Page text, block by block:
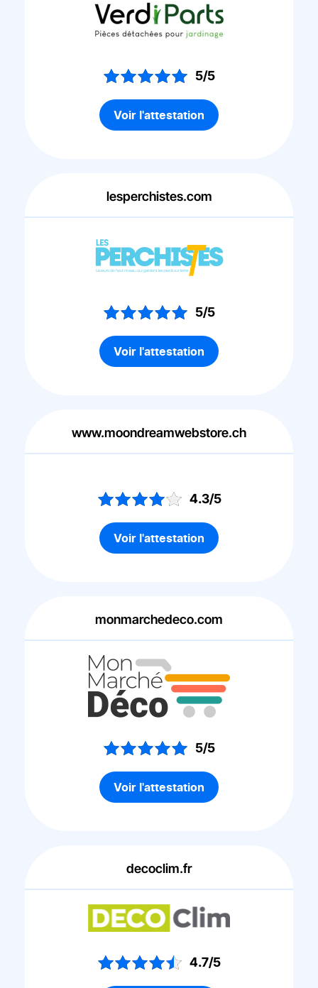
5/5
Voir l'attestation
lesperchistes.com
5/5
Voir l'attestation
www.moondreamwebstore.ch
4.3/5
Voir l'attestation
monmarchedeco.com
5/5
Voir l'attestation
decoclim.fr
4.7/5